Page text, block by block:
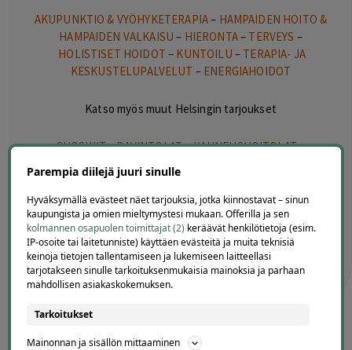
AKUPUNKTIO & VYÖHYKETERAPIA– HAMPAIDEN HOITO &
HAMPAIDEN VALKAISU – HIERONTA– TERVEYS –
HOLISTISET HOIDOT – KUNTOILU – TERAPIA- JA
KESKUSTELUPALVELUT – ENERGIAHOIDOT
Katso myös muut Helsingin tarjoukset
SUOSIKIT–RAVINTOLAT–KAUNEUSHOITOLAT–
HYVINVOINTI – LIIKUNTA
Lisäksi sivuiltamme löydät
MATKAILU–ALENNUSKOODIT–VERKKOKURSSIT
Parempia diilejä juuri sinulle
Hyväksymällä evästeet näet tarjouksia, jotka kiinnostavat – sinun
kaupungista ja omien mieltymystesi mukaan. Offerilla ja sen
kolmannen osapuolen toimittajat (2) keräävät henkilötietoja (esim.
IP-osoite tai laitetunniste) käyttäen evästeitä ja muita teknisiä
keinoja tietojen tallentamiseen ja lukemiseen laitteellasi
tarjotakseen sinulle tarkoituksenmukaisia mainoksia ja parhaan
mahdollisen asiakaskokemuksen.
Tarkoitukset
Mainonnan ja sisällön mittaaminen